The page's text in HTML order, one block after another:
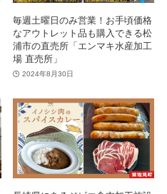
毎週土曜日のみ営業！お手頃価格
なアウトレット品も購入できる松
浦市の直売所「エンマキ水産加工
場 直売所」
2024年8月30日